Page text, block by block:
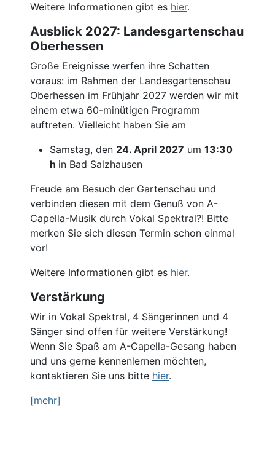
Weitere Informationen gibt es hier.
Ausblick 2027: Landesgartenschau
Oberhessen
Große Ereignisse werfen ihre Schatten
voraus: im Rahmen der Landesgartenschau
Oberhessen im Frühjahr 2027 werden wir mit
einem etwa 60-minütigen Programm
auftreten. Vielleicht haben Sie am
Samstag, den 24. April 2027 um 13:30
h in Bad Salzhausen
Freude am Besuch der Gartenschau und
verbinden diesen mit dem Genuß von A-
Capella-Musik durch Vokal Spektral?! Bitte
merken Sie sich diesen Termin schon einmal
vor!
Weitere Informationen gibt es hier.
Verstärkung
Wir in Vokal Spektral, 4 Sängerinnen und 4
Sänger sind offen für weitere Verstärkung!
Wenn Sie Spaß am A-Capella-Gesang haben
und uns gerne kennenlernen möchten,
kontaktieren Sie uns bitte hier.
[mehr]